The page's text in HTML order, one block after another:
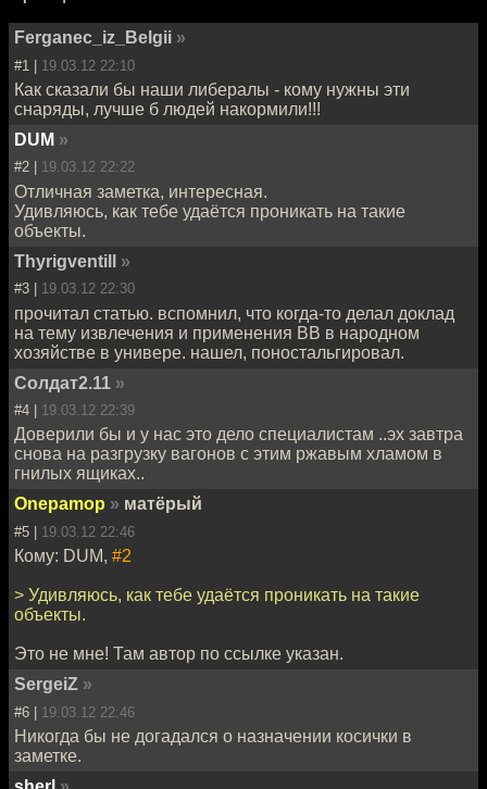
Ferganec_iz_Belgii »
#1 | 19.03.12 22:10
Как сказали бы наши либералы - кому нужны эти
снаряды, лучше б людей накормили!!!
DUM »
#2 | 19.03.12 22:22
Отличная заметка, интересная.
Удивляюсь, как тебе удаётся проникать на такие
объекты.
Thyrigventill
»
#3 | 19.03.12 22:30
прочитал статью. вспомнил, что когда-то делал доклад
на тему извлечения и применения ВВ в народном
хозяйстве в универе. нашел, поностальгировал.
Солдат2.11 »
#4 | 19.03.12 22:39
Доверили бы и у нас это дело специалистам ..эх завтра
снова на разгрузку вaгонов с этим ржавым хламом в
гнилых ящиках..
Onepamop » матёрый
#5 | 19.03.12 22:46
Кому: DUM, #2
> Удивляюсь, как тебе удаётся проникать на такие
объекты.
Это не мне! Там автор по ссылке указан.
SergeiZ »
#6 | 19.03.12 22:46
Никогда бы не догадался о назначении косички в
заметке.